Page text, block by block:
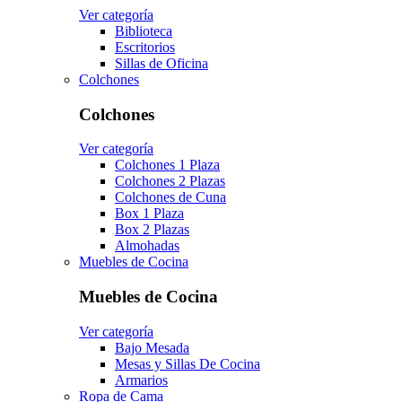
Ver categoría
Biblioteca
Escritorios
Sillas de Oficina
Colchones
Colchones
Ver categoría
Colchones 1 Plaza
Colchones 2 Plazas
Colchones de Cuna
Box 1 Plaza
Box 2 Plazas
Almohadas
Muebles de Cocina
Muebles de Cocina
Ver categoría
Bajo Mesada
Mesas y Sillas De Cocina
Armarios
Ropa de Cama